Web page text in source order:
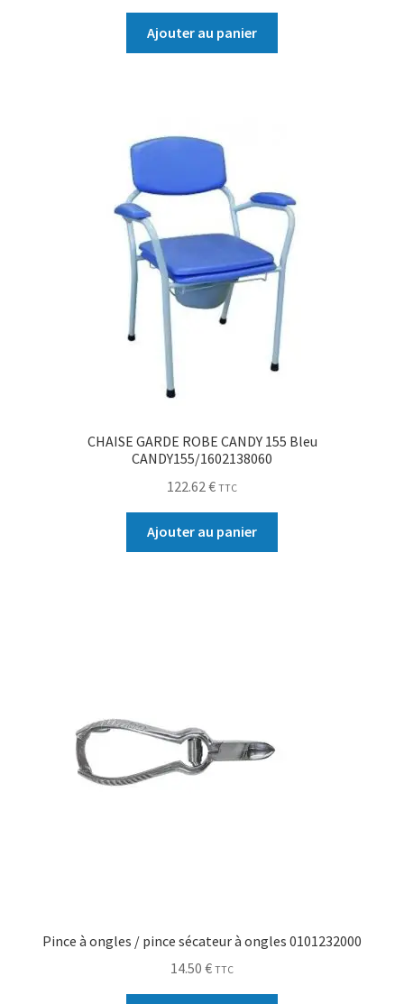
Ajouter au panier
CHAISE GARDE ROBE CANDY 155 Bleu
CANDY155/1602138060
122.62 € TTC
Ajouter au panier
Pince à ongles / pince sécateur à ongles 0101232000
14.50 € TTC